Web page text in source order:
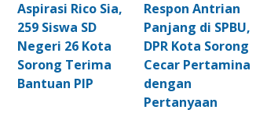
Aspirasi Rico Sia,
259 Siswa SD
Negeri 26 Kota
Sorong Terima
Bantuan PIP
Respon Antrian
Panjang di SPBU,
DPR Kota Sorong
Cecar Pertamina
dengan
Pertanyaan